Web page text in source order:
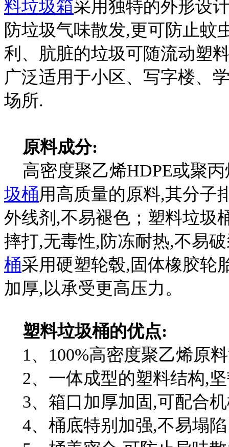
料垃圾箱采用独特的外形设
防垃圾气味散发,更可防止蚊
利、肮脏的垃圾可随流动塑
广泛适用于小区、写字楼、
场所.
原料成分:
高密度聚乙烯HDPE或聚丙
圾桶用高质量的原料,其分子
外线剂,不易褪色；塑料垃圾
摔打,无毒性,防冻耐热,不易
桶采用硬塑轮毂,固体橡胶轮
加厚,以承受更高压力。
塑料垃圾桶的优点:
1、100%高密度聚乙烯原
2、一体成型的塑料结构,
3、箱口加厚加固,可配合
4、桶底特别加强,不易塌